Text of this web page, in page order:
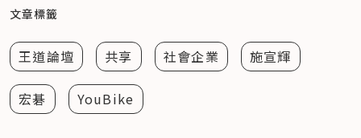
文章標籤
王道論壇 共享 社會企業 施宣輝
宏碁 YouBike